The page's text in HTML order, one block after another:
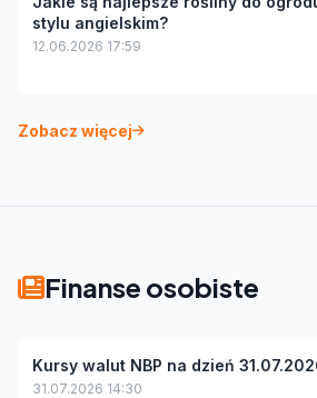
stylu angielskim?
12.06.2026 17:59
Zobacz więcej
Finanse osobiste
Kursy walut NBP na dzień
31.07.2026 14:30